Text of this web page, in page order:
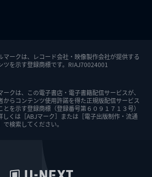
マークは、レコード会社・映像製作会社が提供する
ツを示す登録商標です。RIAJ70024001
ークは、この電子書店・電子書籍配信サービスが、
からコンテンツ使用許諾を得た正規版配信サービス
とを示す登録商標（登録番号第６０９１７１３号）
しくは［ABJマーク］または［電子出版制作・流通
で検索してください。